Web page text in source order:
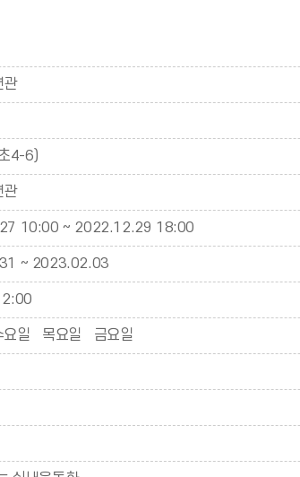
관
4-6)
관
10:00 ~ 2022.12.29 18:00
~ 2023.02.03
요일 목요일 금요일